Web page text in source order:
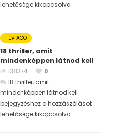
lehetősége kikapcsolva
1 ÉV AGO
18 thriller, amit
mindenképpen látnod kell
138374
0
18 thriller, amit
mindenképpen látnod kell
bejegyzéshez a hozzászólások
lehetősége kikapcsolva